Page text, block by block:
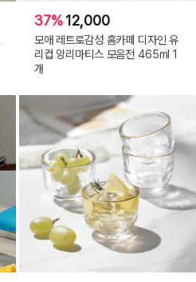
37%12,000
모애 레트로감성 홈카페 디자인 유
리컵 앙리마티스 모음전 465ml 1
개